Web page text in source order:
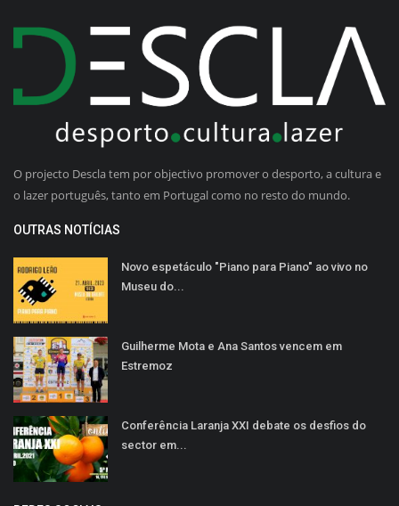
O projecto Descla tem por objectivo promover o desporto, a cultura e
o lazer português, tanto em Portugal como no resto do mundo.
OUTRAS NOTÍCIAS
Novo espetáculo "Piano para Piano" ao vivo no
Museu do...
Guilherme Mota e Ana Santos vencem em
Estremoz
Conferência Laranja XXI debate os desfios do
sector em...